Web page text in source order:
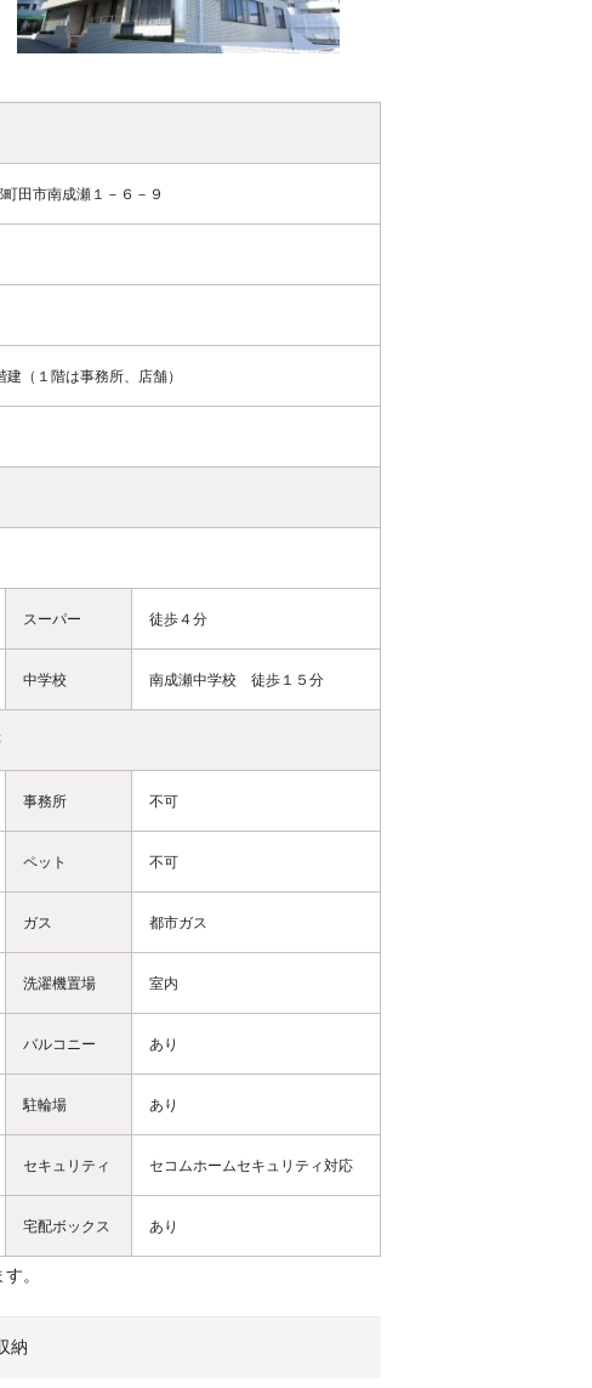
市南成瀬１－６－９
（１階は事務所、店舗）
スーパー 徒歩４分
中学校 南成瀬中学校 徒歩１５分
事務所 不可
ペット 不可
ガス 都市ガス
洗濯機置場 室内
バルコニー あり
駐輪場 あり
セキュリティ セコムホームセキュリティ対応
宅配ボックス あり
。
納